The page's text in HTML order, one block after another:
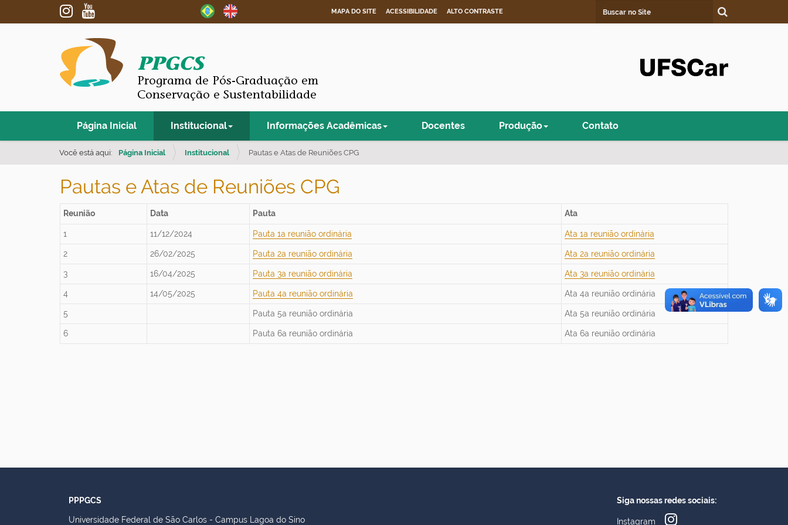
MAPA DO SITE ACESSIBILIDADE ALTO CONTRASTE Busca
PPGCS
Programa de Pós-Graduação em
Conservação e Sustentabilidade
Página Inicial Institucional Informações Acadêmicas Docentes Produção Contato
Você está aqui: Página Inicial Institucional Pautas e Atas de Reuniões CPG
Pautas e Atas de Reuniões CPG
Reunião Data Pauta Ata
1 11/12/2024 Pauta 1a reunião ordinária Ata 1a reunião ordinária
2 26/02/2025 Pauta 2a reunião ordinária Ata 2a reunião ordinária
3 16/04/2025 Pauta 3a reunião ordinária Ata 3a reunião ordinária
4 14/05/2025 Pauta 4a reunião ordinária Ata 4a reunião ordinária
5 Pauta 5a reunião ordinária Ata 5a reunião ordinária
6 Pauta 6a reunião ordinária Ata 6a reunião ordinária
PPPGCS
Universidade Federal de São Carlos - Campus Lagoa do Sino
Siga nossas redes sociais:
Instagram